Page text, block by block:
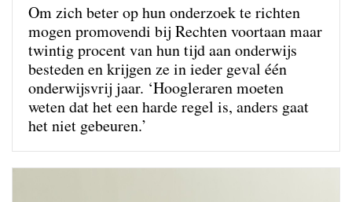
Om zich beter op hun onderzoek te richten
mogen promovendi bij Rechten voortaan maar
twintig procent van hun tijd aan onderwijs
besteden en krijgen ze in ieder geval één
onderwijsvrij jaar. ‘Hoogleraren moeten
weten dat het een harde regel is, anders gaat
het niet gebeuren.’